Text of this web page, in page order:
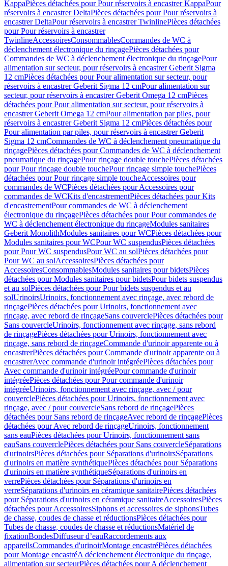
KappaPièces détachées pour Pour réservoirs à encastrer KappaPour
réservoirs à encastrer DeltaPièces détachées pour Pour réservoirs à
encastrer DeltaPour réservoirs à encastrer TwinlinePièces détachées
pour Pour réservoirs à encastrer
TwinlineAccessoiresConsommablesCommandes de WC à
déclenchement électronique du rinçagePièces détachées pour
Commandes de WC à déclenchement électronique du rinçagePour
alimentation sur secteur, pour réservoirs à encastrer Geberit Sigma
12 cmPièces détachées pour Pour alimentation sur secteur, pour
réservoirs à encastrer Geberit Sigma 12 cmPour alimentation sur
secteur, pour réservoirs à encastrer Geberit Omega 12 cmPièces
détachées pour Pour alimentation sur secteur, pour réservoirs à
encastrer Geberit Omega 12 cmPour alimentation par piles, pour
réservoirs à encastrer Geberit Sigma 12 cmPièces détachées pour
Pour alimentation par piles, pour réservoirs à encastrer Geberit
Sigma 12 cmCommandes de WC à déclenchement pneumatique du
rinçagePièces détachées pour Commandes de WC à déclenchement
pneumatique du rinçagePour rinçage double touchePièces détachées
pour Pour rinçage double touchePour rinçage simple touchePièces
détachées pour Pour rinçage simple toucheAccessoires pour
commandes de WCPièces détachées pour Accessoires pour
commandes de WCKits d'encastrementPièces détachées pour Kits
d'encastrementPour commandes de WC à déclenchement
électronique du rinçagePièces détachées pour Pour commandes de
WC à déclenchement électronique du rinçageModules sanitaires
Geberit MonolithModules sanitaires pour WCPièces détachées pour
Modules sanitaires pour WCPour WC suspendusPièces détachées
pour Pour WC suspendusPour WC au solPièces détachées pour
Pour WC au solAccessoiresPièces détachées pour
AccessoiresConsommablesModules sanitaires pour bidetsPièces
détachées pour Modules sanitaires pour bidetsPour bidets suspendus
et au solPièces détachées pour Pour bidets suspendus et au
solUrinoirsUrinoirs, fonctionnement avec rinçage, avec rebord de
rinçagePièces détachées pour Urinoirs, fonctionnement avec
rinçage, avec rebord de rinçageSans couverclePièces détachées pour
Sans couvercleUrinoirs, fonctionnement avec rinçage, sans rebord
de rinçagePièces détachées pour Urinoirs, fonctionnement avec
rinçage, sans rebord de rinçageCommande d'urinoir apparente ou à
encastrerPièces détachées pour Commande d'urinoir apparente ou à
encastrerAvec commande d'urinoir intégréePièces détachées pour
Avec commande d'urinoir intégréePour commande d'urinoir
intégréePièces détachées pour Pour commande d'urinoir
intégréeUrinoirs, fonctionnement avec rinçage, avec / pour
couverclePièces détachées pour Urinoirs, fonctionnement avec
rinçage, avec / pour couvercleSans rebord de rinçagePièces
détachées pour Sans rebord de rinçageAvec rebord de rinçagePièces
détachées pour Avec rebord de rinçageUrinoirs, fonctionnement
sans eauPièces détachées pour Urinoirs, fonctionnement sans
eauSans couverclePièces détachées pour Sans couvercleSéparations
d'urinoirsPièces détachées pour Séparations d'urinoirsSéparations
d'urinoirs en matière synthétiquePièces détachées pour Séparations
d'urinoirs en matière synthétiqueSéparations d'urinoirs en
verrePièces détachées pour Séparations d'urinoirs en
verreSéparations d'urinoirs en céramique sanitairePièces détachées
pour Séparations d'urinoirs en céramique sanitaireAccessoiresPièces
détachées pour AccessoiresSiphons et accessoires de siphonsTubes
de chasse, coudes de chasse et réductionsPièces détachées pour
Tubes de chasse, coudes de chasse et réductionsMatériel de
fixationBondesDiffuseur d’eauRaccordements aux
appareilsCommandes d'urinoirMontage encastréPièces détachées
pour Montage encastréA déclenchement électronique du rinçage,
alimentation sur secteurPièces détachées pour A déclenchement